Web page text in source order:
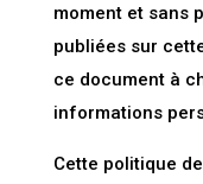
moment et sans
publiées sur
ce document à
informations
Cette politique